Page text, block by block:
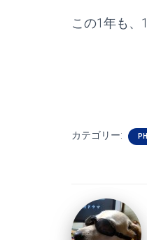
この1年も、
カテゴリー: